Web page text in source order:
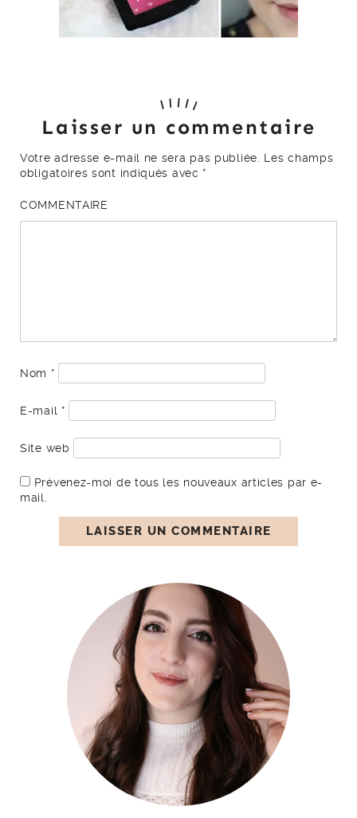
Laisser un commentaire
Votre adresse e-mail ne sera pas publiée.
Les champs
obligatoires sont indiqués avec *
COMMENTAIRE
Nom *
E-mail *
Site web
Prévenez-moi de tous les nouveaux articles par e-
mail.